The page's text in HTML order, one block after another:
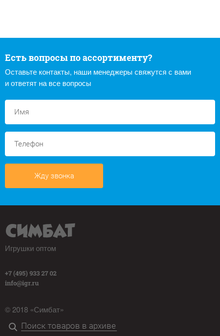
Есть вопросы по ассортименту?
Оставьте контакты, наши менеджеры свяжутся с вами
и ответят на все вопросы
Жду звонка
Игрушки оптом
+7 (495) 933 27 02
info@igr.ru
© 2018 «Симбат»